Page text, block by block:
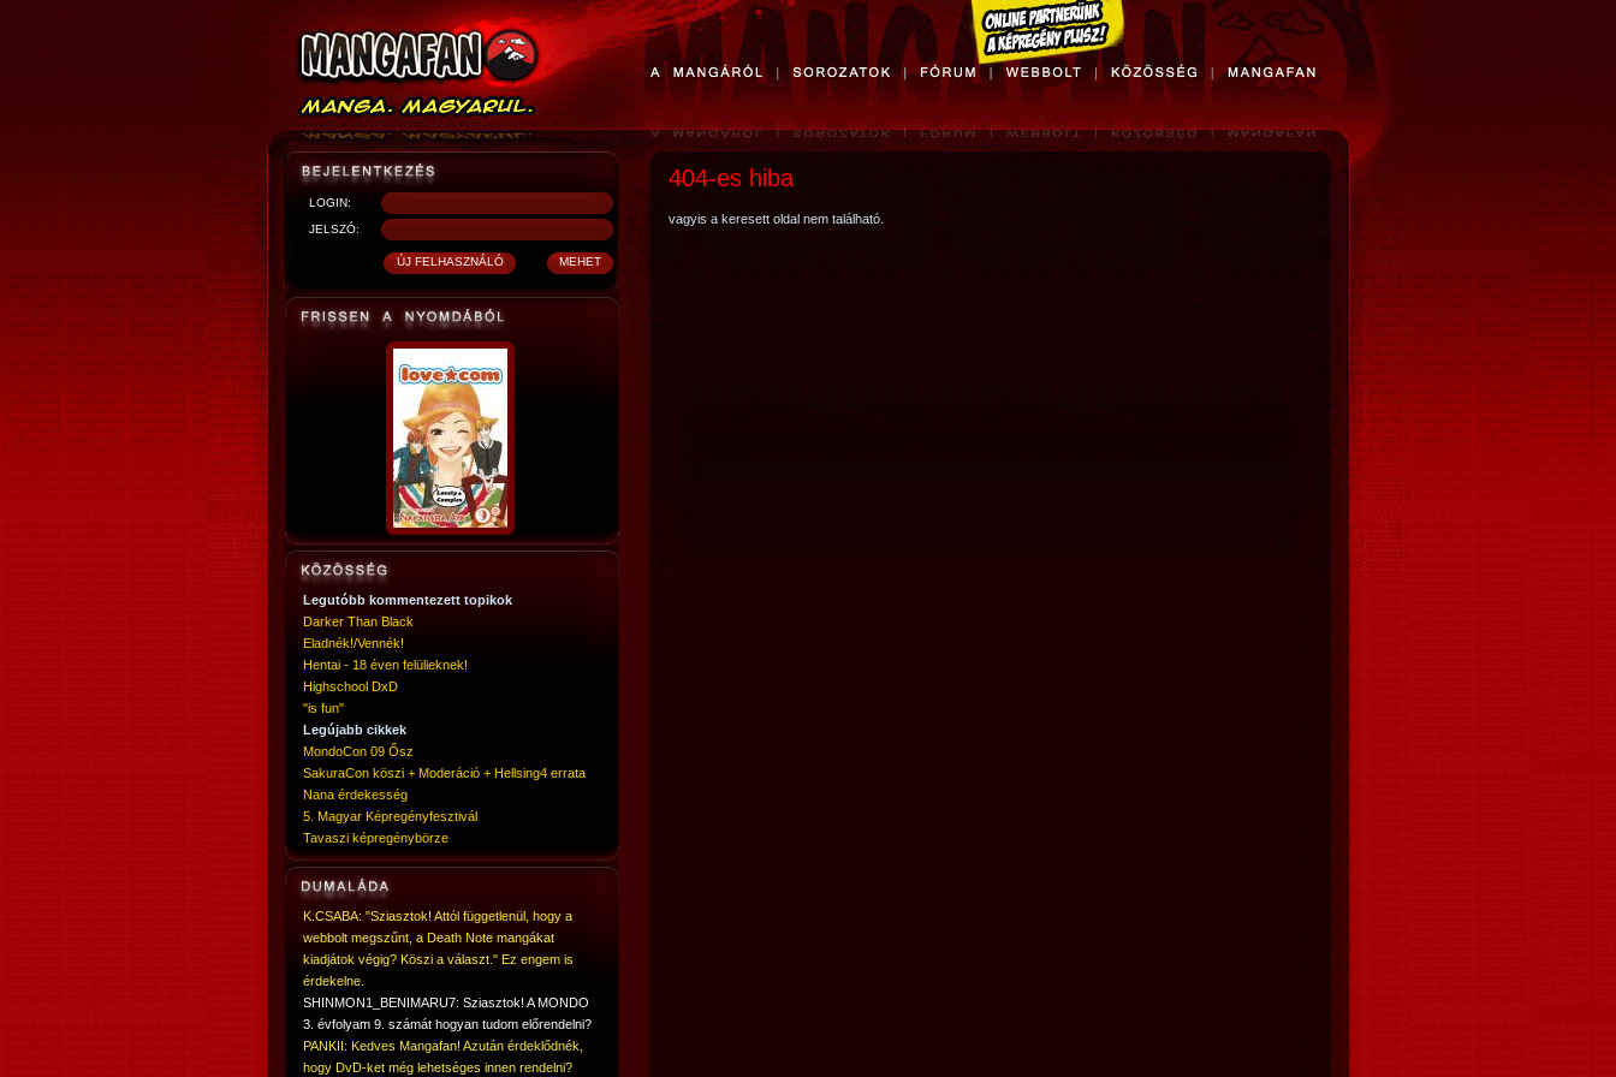
LOGIN:
JELSZÓ:
Legutóbb kommentezett topikok
Darker Than Black
Eladnék!/Vennék!
Hentai - 18 éven felülieknek!
Highschool DxD
"is fun"
Legújabb cikkek
MondoCon 09 Ősz
SakuraCon köszi + Moderáció + Hellsing4 errata
Nana érdekesség
5. Magyar Képregényfesztivál
Tavaszi képregénybörze
K.CSABA: "Sziasztok! Attól függetlenül, hogy a
webbolt megszűnt, a Death Note mangákat
kiadjátok végig? Köszi a választ." Ez engem is
érdekelne.
SHINMON1_BENIMARU7: Sziasztok! A MONDO
3. évfolyam 9. számát hogyan tudom előrendelni?
PANKII: Kedves Mangafan! Azután érdeklődnék,
hogy DvD-ket még lehetséges innen rendelni?
404-es hiba
vagyis a keresett oldal nem található.